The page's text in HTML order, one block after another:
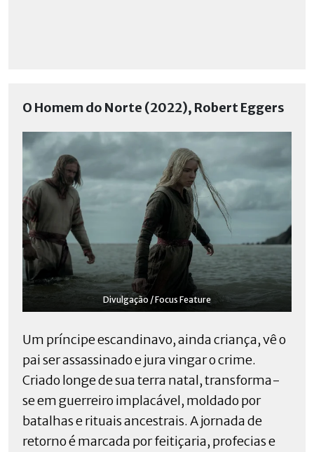
O Homem do Norte (2022), Robert Eggers
Divulgação / Focus Feature
Um príncipe escandinavo, ainda criança, vê o
pai ser assassinado e jura vingar o crime.
Criado longe de sua terra natal, transforma-
se em guerreiro implacável, moldado por
batalhas e rituais ancestrais. A jornada de
retorno é marcada por feitiçaria, profecias e